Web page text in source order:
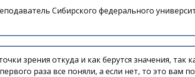
Сибирского федерального
зрения откуда и как берутся значения, так
раза все поняли, а если нет, то это вам